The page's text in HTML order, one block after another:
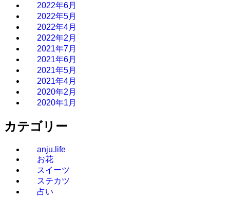
2022年6月
2022年5月
2022年4月
2022年2月
2021年7月
2021年6月
2021年5月
2021年4月
2020年2月
2020年1月
カテゴリー
anju.life
お花
スイーツ
ステカツ
占い